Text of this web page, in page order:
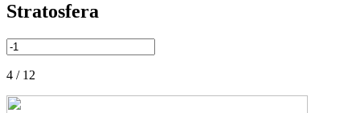
Stratosfera
4 / 12